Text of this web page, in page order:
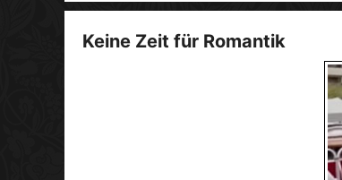
Keine Zeit für Romantik